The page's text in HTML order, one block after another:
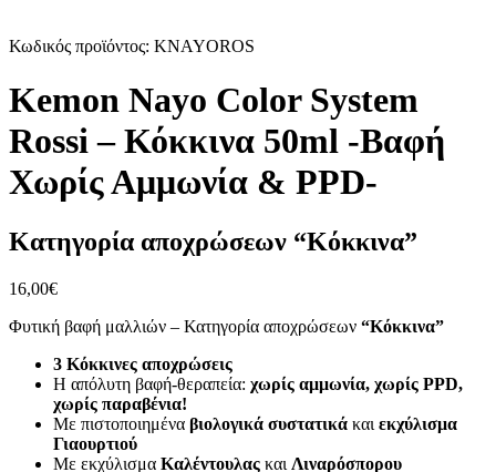
Κωδικός προϊόντος: KNAYOROS
Kemon Nayo Color System
Rossi – Κόκκινα 50ml -Βαφή
Χωρίς Αμμωνία & PPD-
Κατηγορία αποχρώσεων “Κόκκινα”
16,00€
Φυτική βαφή μαλλιών – Κατηγορία αποχρώσεων “Κόκκινα”
3 Κόκκινες αποχρώσεις
Η απόλυτη βαφή-θεραπεία: χωρίς αμμωνία, χωρίς PPD,
χωρίς παραβένια!
Με πιστοποιημένα βιολογικά συστατικά και εκχύλισμα
Γιαουρτιού
Με εκχύλισμα Καλέντουλας και Λιναρόσπορου